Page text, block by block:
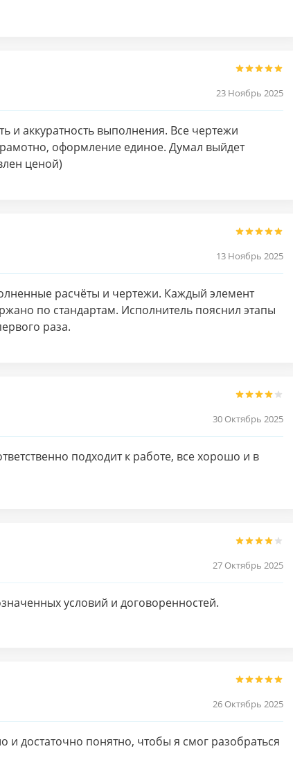
23 Ноябрь 2025
и аккуратность выполнения. Все чертежи
оформление единое. Думал выйдет
ценой)
13 Ноябрь 2025
расчёты и чертежи. Каждый элемент
по стандартам. Исполнитель пояснил этапы
раза.
30 Октябрь 2025
подходит к работе, все хорошо и в
27 Октябрь 2025
условий и договоренностей.
26 Октябрь 2025
достаточно понятно, чтобы я смог разобраться